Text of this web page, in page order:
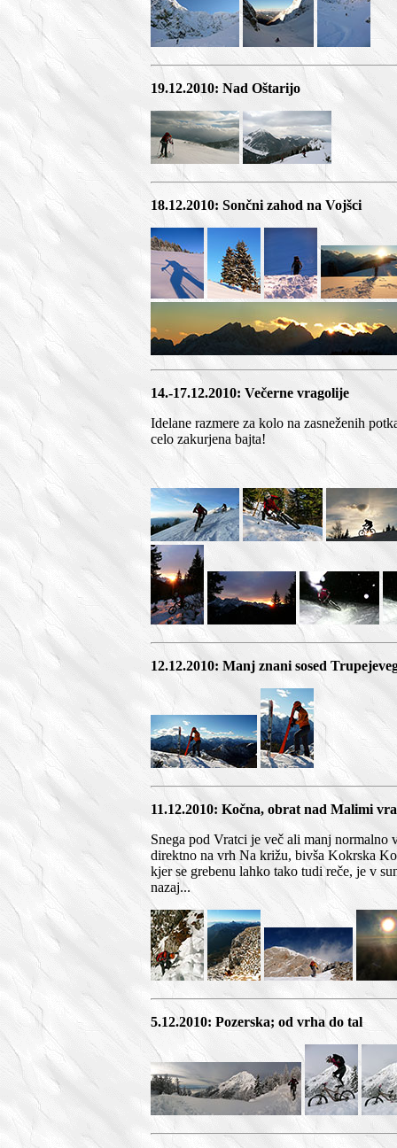
19.12.2010: Nad Oštarijo
18.12.2010: Sončni zahod na Vojšci
14.-17.12.2010: Večerne vragolije
Idelane razmere za kolo na zasneženih
celo zakurjena bajta!
12.12.2010: Manj znani sosed
11.12.2010: Kočna, obrat nad Malimi
Snega pod Vratci je več ali manj normalno
direktno na vrh Na križu, bivša Kokrska
kjer se grebenu lahko tako tudi reče, je v
nazaj...
5.12.2010: Pozerska; od vrha do tal